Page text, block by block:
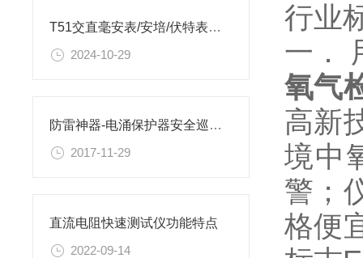
T51交直毫安表/安培/伏特表详细介绍
2024-10-29
防雷神器-电涌保护器安全巡检仪
2017-11-29
直流电阻快速测试仪功能特点
2022-09-14
行业
一．
氧气
高新
境中
警；
格便